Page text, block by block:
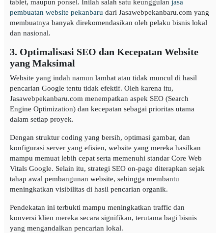
tablet, maupun ponsel. Inilah salah satu keunggulan jasa
pembuatan website pekanbaru dari Jasawebpekanbaru.com yang
membuatnya banyak direkomendasikan oleh pelaku bisnis lokal
dan nasional.
3. Optimalisasi SEO dan Kecepatan Website
yang Maksimal
Website yang indah namun lambat atau tidak muncul di hasil
pencarian Google tentu tidak efektif. Oleh karena itu,
Jasawebpekanbaru.com menempatkan aspek SEO (Search
Engine Optimization) dan kecepatan sebagai prioritas utama
dalam setiap proyek.
Dengan struktur coding yang bersih, optimasi gambar, dan
konfigurasi server yang efisien, website yang mereka hasilkan
mampu memuat lebih cepat serta memenuhi standar Core Web
Vitals Google. Selain itu, strategi SEO on-page diterapkan sejak
tahap awal pembangunan website, sehingga membantu
meningkatkan visibilitas di hasil pencarian organik.
Pendekatan ini terbukti mampu meningkatkan traffic dan
konversi klien mereka secara signifikan, terutama bagi bisnis
yang mengandalkan pencarian lokal.